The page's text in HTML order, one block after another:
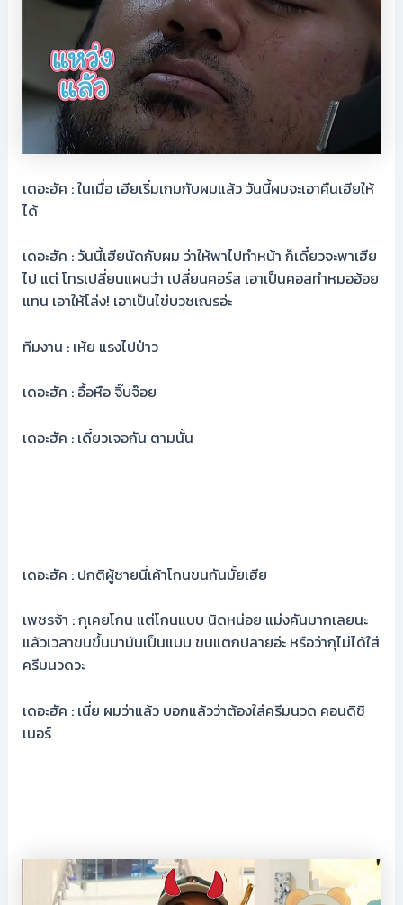
เดอะฮัค : ในเมื่อ เฮียเริ่มเกมกับผมแล้ว วันนี้ผมจะเอาคืนเฮียให้
ได้
เดอะฮัค : วันนี้เฮียนัดกับผม ว่าให้พาไปทำหน้า ก็เดี๋ยวจะพาเฮีย
ไป แต่ โทรเปลี่ยนแผนว่า เปลี่ยนคอร์ส เอาเป็นคอสทำหมออ้อย
แทน เอาให้โล่ง! เอาเป็นไข่บวชเณรอ่ะ
ทีมงาน : เห้ย แรงไปป่าว
เดอะฮัค : อื้อหือ จิ๊บจ๊อย
เดอะฮัค : เดี๋ยวเจอกัน ตามนั้น
เดอะฮัค : ปกติผู้ชายนี่เค้าโกนขนกันมั้ยเฮีย
เพชรจ้า : กุเคยโกน แต่โกนแบบ นิดหน่อย แม่งคันมากเลยนะ
แล้วเวลาขนขึ้นมามันเป็นแบบ ขนแตกปลายอ่ะ หรือว่ากุไม่ได้ใส่
ครีมนวดวะ
เดอะฮัค : เนี่ย ผมว่าแล้ว บอกแล้วว่าต้องใส่ครีมนวด คอนดิชิ
เนอร์